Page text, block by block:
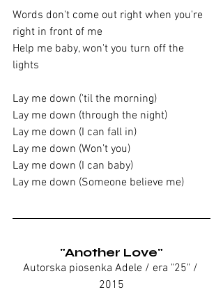
Words don't come out right when you're
right in front of me
Help me baby, won't you turn off the
lights
Lay me down ('til the morning)
Lay me down (through the night)
Lay me down (I can fall in)
Lay me down (Won’t you)
Lay me down (I can baby)
Lay me down (Someone believe me)
"Another Love"
Autorska piosenka Adele / era "25" /
2015